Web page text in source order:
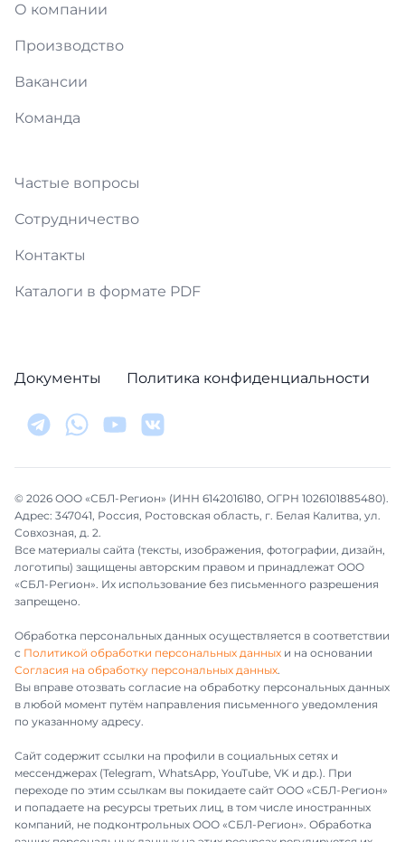
О компании
Производство
Вакансии
Команда
Частые вопросы
Сотрудничество
Контакты
Каталоги в формате PDF
Документы Политика конфиденциальности
© 2026 ООО «СБЛ-Регион» (ИНН 6142016180, ОГРН 1026101885480).
Адрес: 347041, Россия, Ростовская область, г. Белая Калитва, ул.
Совхозная, д. 2.
Все материалы сайта (тексты, изображения, фотографии, дизайн,
логотипы) защищены авторским правом и принадлежат ООО
«СБЛ-Регион». Их использование без письменного разрешения
запрещено.
Обработка персональных данных осуществляется в соответствии
с Политикой обработки персональных данных и на основании
Согласия на обработку персональных данных.
Вы вправе отозвать согласие на обработку персональных данных
в любой момент путём направления письменного уведомления
по указанному адресу.
Сайт содержит ссылки на профили в социальных сетях и
мессенджерах (Telegram, WhatsApp, YouTube, VK и др.). При
переходе по этим ссылкам вы покидаете сайт ООО «СБЛ-Регион»
и попадаете на ресурсы третьих лиц, в том числе иностранных
компаний, не подконтрольных ООО «СБЛ-Регион». Обработка